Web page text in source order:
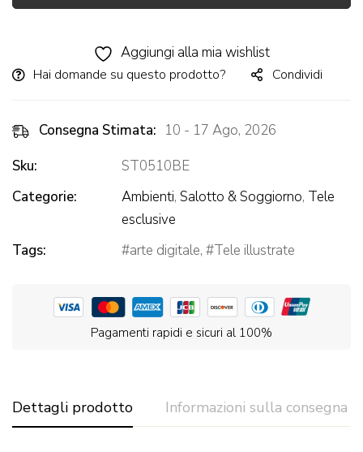
Aggiungi alla mia wishlist
Hai domande su questo prodotto? Condividi
Consegna Stimata: 10 - 17 Ago, 2026
Sku:
ST0510BE
Categorie:
Ambienti, Salotto & Soggiorno, Tele
esclusive
Tags:
arte digitale, Tele illustrate
Pagamenti rapidi e sicuri al 100%
Dettagli prodotto Informazioni sulla consegna